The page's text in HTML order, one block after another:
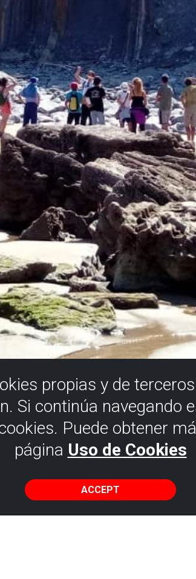
propias y de
Si continúa navegando
Puede obtener
página Uso de Cookies
ACCEPT